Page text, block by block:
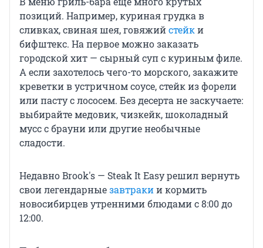
позиций. Например, куриная грудка в
сливках, свиная шея, говяжийстейки
бифштекс. На первое можно заказать
городской хит — сырный суп с куриным филе.
А если захотелось чего-то морского, закажите
креветки в устричном соусе, стейк из форели
или пасту с лососем. Без десерта не заскучаете:
выбирайте медовик, чизкейк, шоколадный
мусс с брауни или другие необычные
сладости.
Недавно Brook's — Steak It Easy решил вернуть
свои легендарныезавтракии кормить
новосибирцев утренними блюдами с 8:00 до
12:00.